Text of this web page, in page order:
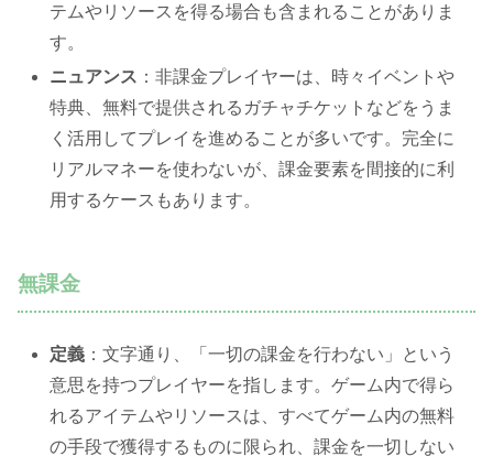
テムやリソースを得る場合も含まれることがありま
す。
ニュアンス ：非課金プレイヤーは、時々イベントや
特典、無料で提供されるガチャチケットなどをうま
く活用してプレイを進めることが多いです。完全に
リアルマネーを使わないが、課金要素を間接的に利
用するケースもあります。
無課金
定義 ：文字通り、「一切の課金を行わない」という
意思を持つプレイヤーを指します。ゲーム内で得ら
れるアイテムやリソースは、すべてゲーム内の無料
の手段で獲得するものに限られ、課金を一切しない